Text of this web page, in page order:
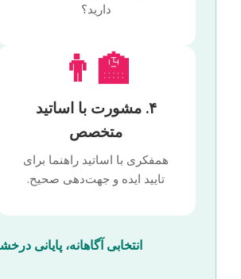
دارید؟
👨‍🏫
۴. مشورت با اساتید
متخصص
همفکری با اساتید راهنما برای
تایید ایده و جهت‌دهی صحیح.
انتخابی آگاهانه، پایانی درخشان!